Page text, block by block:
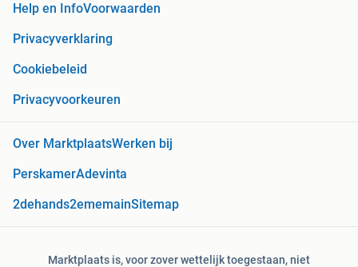
Help en InfoVoorwaarden
Privacyverklaring
Cookiebeleid
Privacyvoorkeuren
Over MarktplaatsWerken bij
PerskamerAdevinta
2dehands2ememainSitemap
Marktplaats is, voor zover wettelijk toegestaan, niet